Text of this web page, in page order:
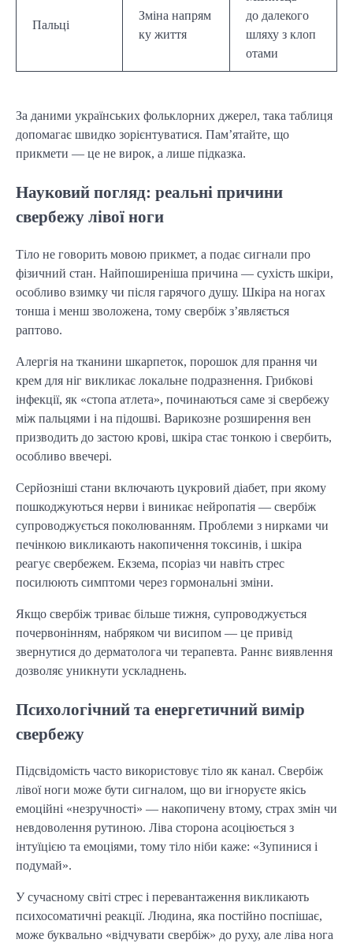
Пальці
Зміна напрям
ку життя
до далекого
шляху з клоп
отами
За даними українських фольклорних джерел, така таблиця
допомагає швидко зорієнтуватися. Пам’ятайте, що
прикмети — це не вирок, а лише підказка.
Науковий погляд: реальні причини
свербежу лівої ноги
Тіло не говорить мовою прикмет, а подає сигнали про
фізичний стан. Найпоширеніша причина — сухість шкіри,
особливо взимку чи після гарячого душу. Шкіра на ногах
тонша і менш зволожена, тому свербіж з’являється
раптово.
Алергія на тканини шкарпеток, порошок для прання чи
крем для ніг викликає локальне подразнення. Грибкові
інфекції, як «стопа атлета», починаються саме зі свербежу
між пальцями і на підошві. Варикозне розширення вен
призводить до застою крові, шкіра стає тонкою і свербить,
особливо ввечері.
Серйозніші стани включають цукровий діабет, при якому
пошкоджуються нерви і виникає нейропатія — свербіж
супроводжується поколюванням. Проблеми з нирками чи
печінкою викликають накопичення токсинів, і шкіра
реагує свербежем. Екзема, псоріаз чи навіть стрес
посилюють симптоми через гормональні зміни.
Якщо свербіж триває більше тижня, супроводжується
почервонінням, набряком чи висипом — це привід
звернутися до дерматолога чи терапевта. Раннє виявлення
дозволяє уникнути ускладнень.
Психологічний та енергетичний вимір
свербежу
Підсвідомість часто використовує тіло як канал. Свербіж
лівої ноги може бути сигналом, що ви ігноруєте якісь
емоційні «незручності» — накопичену втому, страх змін чи
невдоволення рутиною. Ліва сторона асоціюється з
інтуїцією та емоціями, тому тіло ніби каже: «Зупинися і
подумай».
У сучасному світі стрес і перевантаження викликають
психосоматичні реакції. Людина, яка постійно поспішає,
може буквально «відчувати свербіж» до руху, але ліва нога